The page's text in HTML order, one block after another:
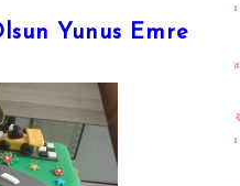
Yunus Emre